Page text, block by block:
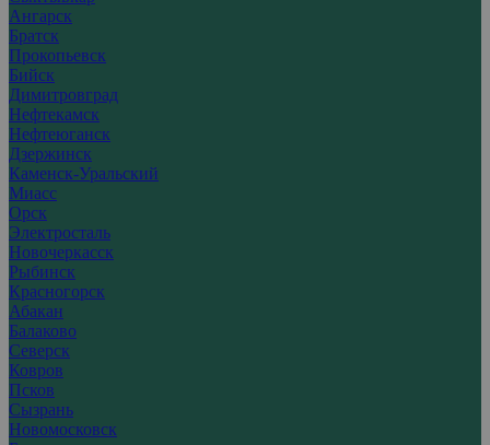
Ангарск
Братск
Прокопьевск
Бийск
Димитровград
Нефтекамск
Нефтеюганск
Дзержинск
Каменск-Уральский
Миасс
Орск
Электросталь
Новочеркасск
Рыбинск
Красногорск
Абакан
Балаково
Северск
Ковров
Псков
Сызрань
Новомосковск